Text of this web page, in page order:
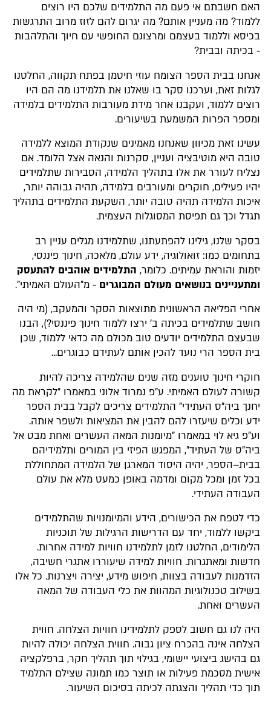
האם חשבתם אי פעם מה התלמידים שלכם היו רוצים
ללמוד? מה מעניין אותם? מה יגרום להם לזוז מרוב התרגשות
בכיסא וללמוד בעצמם ומרצונם החופשי עם חיוך והתלהבות
- בכיתה ובבית?
אנחנו בבית הספר הצומח עוזי חיטמן בפתח תקווה, החלטנו
לגלות זאת, וערכנו סקר בו שאלנו את תלמידנו מה הם היו
רוצים ללמוד, ועקבנו אחר מידת מעורבות התלמידים בלמידה
ומספר הפרות המשמעת בשיעורים.
עשינו זאת מכיוון שאנחנו מאמינים שנקודת המוצא ללמידה
טובה היא מוטיבציה ועניין, סקרנות והנאה אצל הלומד. אם
נצליח לעורר את אלו בתהליך הלמידה, הסבירות שתלמידים
יהיו פעילים, חוקרים ומעורבים בלמידה, תהיה גבוהה יותר,
איכות הלמידה תהיה טובה יותר, השקעת התלמידים בתהליך
תגדל וכך גם תפיסת המסוגלות העצמית.
בסקר שלנו, גילינו להפתעתנו, שתלמידנו מגלים עניין רב
בתחומים כמו: זואולוגיה, ידע עולם, מלאכה, חינוך פיננסי,
יזמות והוראת עמיתים. כלומר, התלמידים אוהבים להתעסק
ומתעניינים בנושאים מעולם המבוגרים - מ"העולם האמיתי".
אחרי הפליאה הראשונית מתוצאות הסקר והמעקב, (מי היה
חושב שתלמידים בכיתה ב' ירצו ללמוד חינוך פיננסי?), הבנו
שבעצם התלמידים יודעים טוב מכולם מה כדאי ללמוד, שכן
בית הספר הרי נועד להכין אותם לעתידם כבוגרים...
חוקרי חינוך טוענים מזה שנים שהלמידה צריכה להיות
קשורה לעולם האמיתי. ע"פ נמרוד אלוני במאמרו "לקראת מה
יחנך ביה"ס העתידי" התלמידים צריכים לקבל בבית הספר
ידע וכלים שיעזרו להם להבין את המציאות ולשפר אותה.
וע"פ גיא לוי במאמרו "מיומנות המאה העשרים ואחת מבט אל
ביה"ס של העתיד", המפגש הפיזי בין המורים ותלמידיהם
בבית–הספר, יהיה היסוד המארגן של הלמידה המתחוללת
בכל זמן ומכל מקום ומדמה באופן כמעט מלא את עולם
העבודה העתידי.
כדי לטפח את הכישורים, הידע והמיומנויות שהתלמידים
ביקשו ללמוד, יחד עם הדרישות הרגילות של תוכניות
הלימודים, החלטנו לזמן לתלמידנו חוויות למידה אחרות.
חדשות ומאתגרות. חוויות למידה שיעוררו אתגרי חשיבה,
הזדמנות לעבודה בצוות, חיפוש מידע, יצירה ויצרנות. כל אלו
בשילוב טכנולוגיות המהוות את כלי העבודה של המאה
העשרים ואחת.
היה לנו גם חשוב לספק לתלמידינו חוויות הצלחה. חווית
הצלחה אינה בהכרח ציון גבוה. חווית הצלחה יכולה להיות
גם בהישג ביצועי יישומי, בגילוי תוך תהליך חקר, ברפלקציה
אישית מסכמת פעילות או תוצר כמו תמונה שצילם התלמיד
תוך כדי תהליך והצגתה לכיתה בסיכום השיעור.